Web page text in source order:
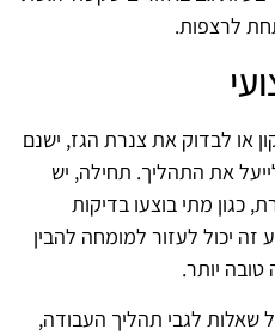
לרצפות.
או לבדוק את צנרת הגז, ישנם
את התהליך. תחילה, יש
כגון מתי בוצעו בדיקות
זה יכול לעזור למומחה להבין
טובה יותר.
שאלות לגבי תהליך העבודה,